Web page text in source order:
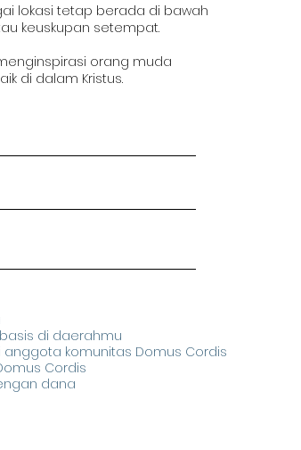
lokasi tetap berada di bawah
keuskupan setempat.
orang muda
di dalam Kristus.
di daerahmu
komunitas Domus Cordis
Cordis
dana